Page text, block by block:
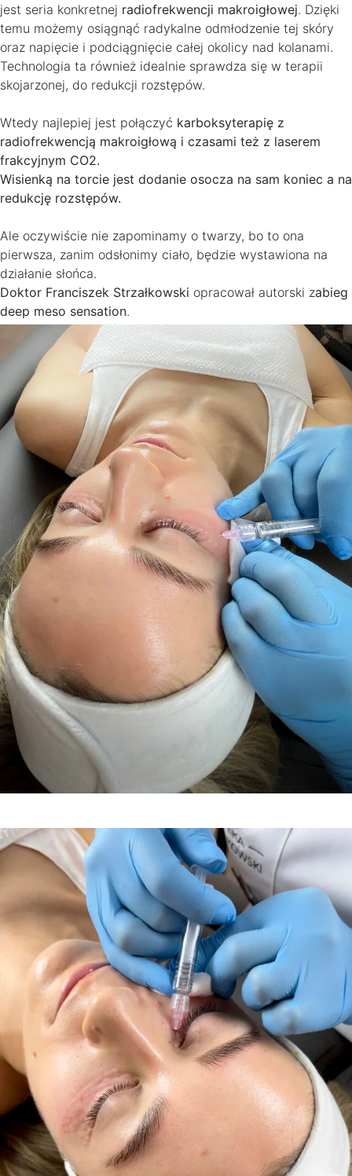
jest seria konkretnej radiofrekwencji makroigłowej. Dzięki
temu możemy osiągnąć radykalne odmłodzenie tej skóry
oraz napięcie i podciągnięcie całej okolicy nad kolanami.
Technologia ta również idealnie sprawdza się w terapii
skojarzonej, do redukcji rozstępów.
Wtedy najlepiej jest połączyć karboksyterapię z
radiofrekwencją makroigłową i czasami też z laserem
frakcyjnym CO2.
Wisienką na torcie jest dodanie osocza na sam koniec a na
redukcję rozstępów.
Ale oczywiście nie zapominamy o twarzy, bo to ona
pierwsza, zanim odsłonimy ciało, będzie wystawiona na
działanie słońca.
Doktor Franciszek Strzałkowski opracował autorski zabieg
deep meso sensation.